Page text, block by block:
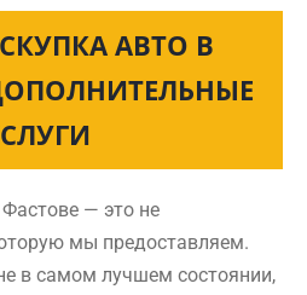
АВТО В
— это не
мы предоставляем.
в самом лучшем состоянии,